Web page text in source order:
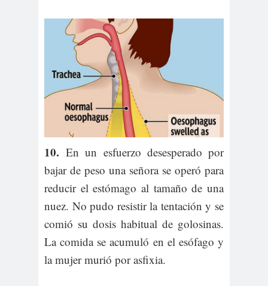
10. En un esfuerzo desesperado por
bajar de peso una señora se operó para
reducir el estómago al tamaño de una
nuez. No pudo resistir la tentación y se
comió su dosis habitual de golosinas.
La comida se acumuló en el esófago y
la mujer murió por asfixia.